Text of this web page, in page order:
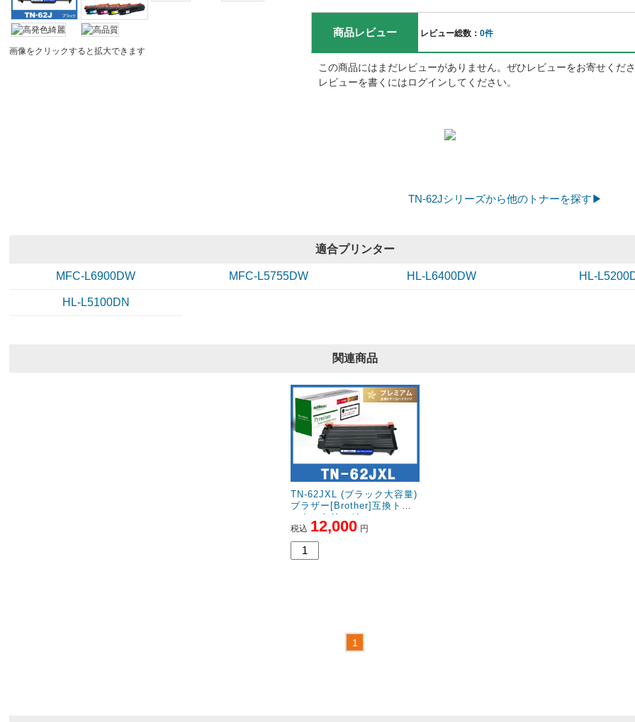
画像をクリックすると拡大できます
商品レビュー レビュー総数： 0件
この商品にはまだレビューがありません。ぜひレビューをお寄せくだ
レビューを書くにはログインしてください。
TN-62Jシリーズから他のトナーを探す▶
適合プリンター
MFC-L6900DW MFC-L5755DW HL-L6400DW HL-
HL-L5100DN
関連商品
TN-62JXL (ブラック大容量)
ブラザー[Brother]互換トナ
ーカートリッジ
税込 12,000 円